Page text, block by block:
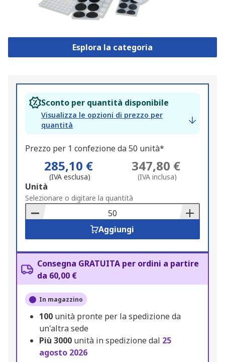
Esplora la categoria
Sconto per quantità disponibile
Visualizza le opzioni di prezzo per
quantità
Prezzo per 1 confezione da 50 unità*
285,10 €
(IVA esclusa)
347,80 €
(IVA inclusa)
Add
to
Basket
Unità
Selezionare o digitare la quantità
Aggiungi
Consegna GRATUITA per ordini a partire
da 60,00 €
In magazzino
100 unità pronte per la spedizione da
un'altra sede
Più 3000 unità in spedizione dal 25
agosto 2026